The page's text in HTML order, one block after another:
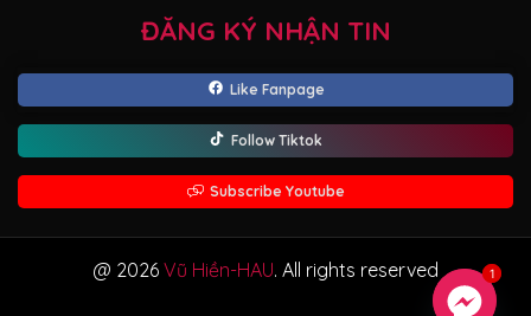
ĐĂNG KÝ NHẬN TIN
Like Fanpage
Follow Tiktok
Subscribe Youtube
@ 2026 Vũ Hiền-HAU. All rights reserved 11